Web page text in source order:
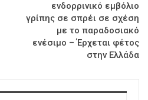
ενδορρινικό εμβόλιο
γρίπης σε σπρέι σε σχέση
με το παραδοσιακό
ενέσιμο – Έρχεται φέτος
στην Ελλάδα